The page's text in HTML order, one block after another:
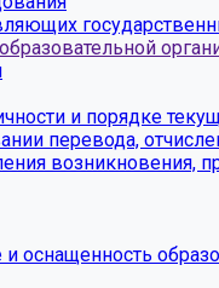
и порядке
перевода,
возникновения,
оснащенность